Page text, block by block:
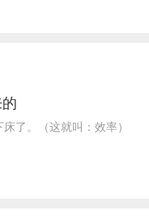
了。（这就叫：效率）